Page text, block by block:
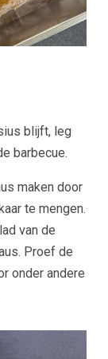
blijft, leg
barbecue.
maken door
te mengen.
van de
Proef de
onder andere